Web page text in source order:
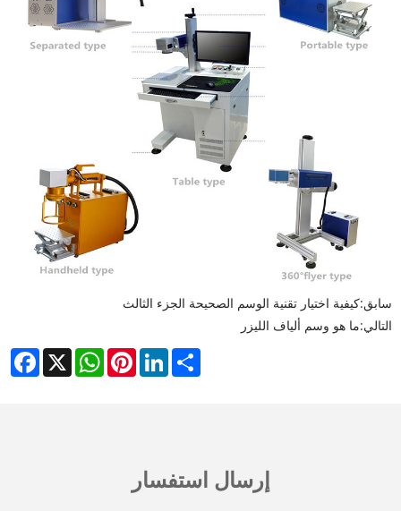
سابق:كيفية اختيار تقنية الوسم الصحيحة الجزء الثالث
التالي:ما هو وسم ألياف الليزر
X
WhatsAppPinterestLinkedInShare
إرسال استفسار